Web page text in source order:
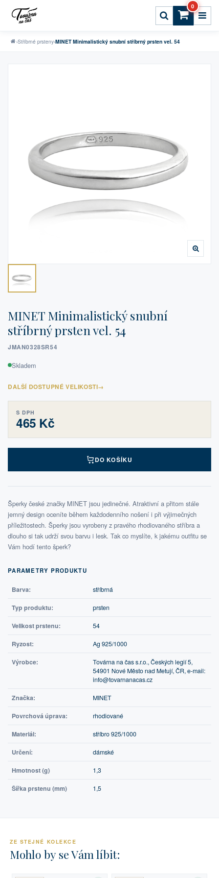
0
›Stříbrné prsteny›MINET Minimalistický snubní stříbrný prsten vel. 54
MINET Minimalistický snubní
stříbrný prsten vel. 54
JMAN0328SR54
Skladem
DALŠÍ DOSTUPNÉ VELIKOSTI→
S DPH
465 Kč
DO KOŠÍKU
Šperky české značky MINET jsou jedinečné. Atraktivní a přitom stále
jemný design oceníte během každodenního nošení i při výjimečných
příležitostech. Šperky jsou vyrobeny z pravého rhodiovaného stříbra a
dlouho si tak udrží svou barvu i lesk. Tak co myslíte, k jakému outfitu se
Vám hodí tento šperk?
PARAMETRY PRODUKTU
Barva: stříbrná
Typ produktu: prsten
Velikost prstenu: 54
Ryzost: Ag 925/1000
Výrobce:
Továrna na čas s.r.o., Českých legií 5,
54901 Nové Město nad Metují, ČR, e-mail:
info@tovarnanacas.cz
Značka: MINET
Povrchová úprava: rhodiované
Materiál: stříbro 925/1000
Určení: dámské
Hmotnost (g) 1,3
Šířka prstenu (mm) 1,5
ZE STEJNÉ KOLEKCE
Mohlo by se Vám líbit: